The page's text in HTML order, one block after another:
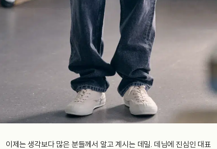
이제는 생각보다 많은 분들께서 알고 계시는 데밀. 데님에 진심인 대표